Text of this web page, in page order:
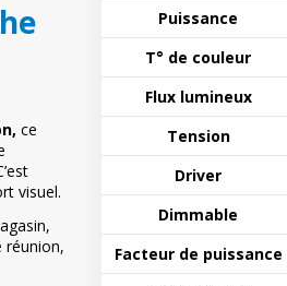
ce
visuel.
réunion,
Puissance
T° de couleur
Flux lumineux
Tension
Driver
Dimmable
Facteur de puissance